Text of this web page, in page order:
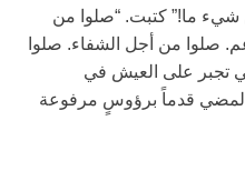
شيء ما!” كتبت. “صلوا من
صلوا من أجل الشفاء. صلوا
تجبر على العيش في
قدماً برؤوسٍ مرفوعة